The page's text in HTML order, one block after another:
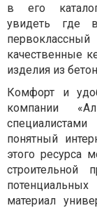
в его
увидеть где
качественные
изделия из
Комфорт и
компании
понятный
этого ресурса
строительной
потенциальных
материал